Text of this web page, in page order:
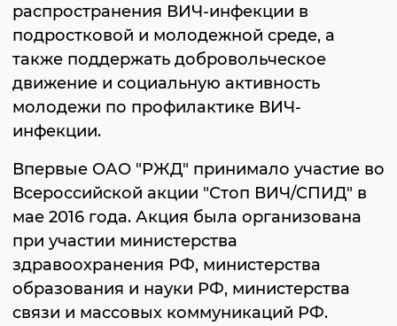
распространения ВИЧ-инфекции в
подростковой и молодежной среде, а
также поддержать добровольческое
движение и социальную активность
молодежи по профилактике ВИЧ-
инфекции.
Впервые ОАО "РЖД" принимало участие во
Всероссийской акции "Стоп ВИЧ/СПИД" в
мае 2016 года. Акция была организована
при участии министерства
здравоохранения РФ, министерства
образования и науки РФ, министерства
связи и массовых коммуникаций РФ.